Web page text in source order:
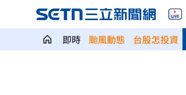
即時 颱風動態 台股怎投資